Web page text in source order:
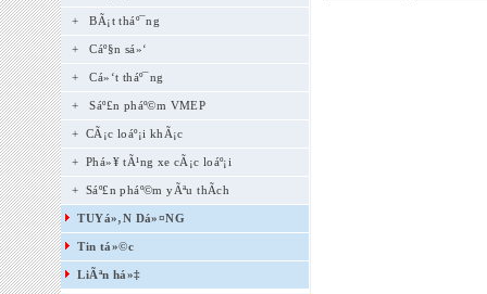
+BÃ¡t tháº¯ng
+Cáº§n sá»‘
+Cá»‘t tháº¯ng
+Sáº£n pháº©m VMEP
+ CÃ¡c loáº¡i khÃ¡c
+ Phá»¥ tÃ¹ng xe cÃ¡c loáº¡i
+ Sáº£n pháº©m yÃªu thÃ­ch
TUYá»‚N Dá»¤NG
Tin tá»©c
LiÃªn há»‡